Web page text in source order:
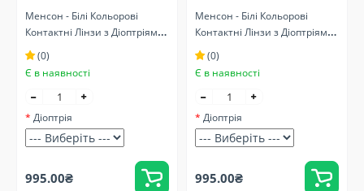
Менсон - Білі Кольорові
Контактні Лінзи з Діоптріями
( Оптичні ) Крейзі/Косплей
(0)
Є в наявності
Діоптрія
995.00₴
Менсон - Білі Кольорові
Контактні Лінзи з Діоптріями
( Оптичні ) Крейзі/Косплей -
Карнавальні
(0)
Є в наявності
Діоптрія
995.00₴